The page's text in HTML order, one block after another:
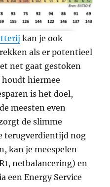
kan je ook
als er potentieel
net gaat gestoken
houdt hiermee
is het doel,
meesten even
de slimme
terugverdientijd nog
kan je meespelen
netbalancering) en
een Energy Service